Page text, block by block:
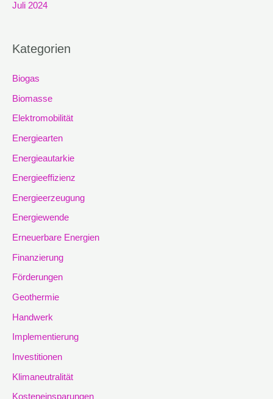
Juli 2024
Kategorien
Biogas
Biomasse
Elektromobilität
Energiearten
Energieautarkie
Energieeffizienz
Energieerzeugung
Energiewende
Erneuerbare Energien
Finanzierung
Förderungen
Geothermie
Handwerk
Implementierung
Investitionen
Klimaneutralität
Kosteneinsparungen